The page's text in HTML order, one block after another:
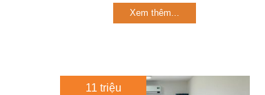
Xem thêm...
11 triệu